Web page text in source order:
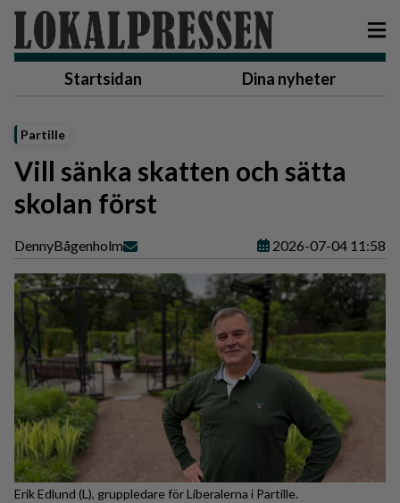
Startsidan Dina nyheter
Partille
Vill sänka skatten och sätta
skolan först
DennyBågenholm 2026-07-04 11:58
Erik Edlund (L), gruppledare för Liberalerna i Partille.